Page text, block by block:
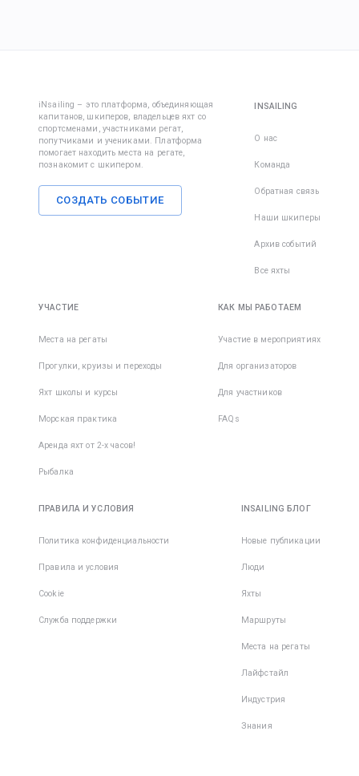
iNsailing – это платформа, объединяющая
капитанов, шкиперов, владельцев яхт со
спортсменами, участниками регат,
попутчиками и учениками. Платформа
помогает находить места на регате,
познакомит с шкипером.
СОЗДАТЬ СОБЫТИЕ
INSAILING
О нас
Команда
Обратная связь
Наши шкиперы
Архив событий
Все яхты
УЧАСТИЕ
Места на регаты
Прогулки, круизы и переходы
Яхт школы и курсы
Морская практика
Аренда яхт от 2-х часов!
Рыбалка
КАК МЫ РАБОТАЕМ
Участие в мероприятиях
Для организаторов
Для участников
FAQs
ПРАВИЛА И УСЛОВИЯ
Политика конфиденциальности
Правила и условия
Cookie
Служба поддержки
INSAILING БЛОГ
Новые публикации
Люди
Яхты
Маршруты
Места на регаты
Лайфстайл
Индустрия
Знания